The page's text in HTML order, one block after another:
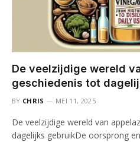
De veelzijdige wereld
geschiedenis tot
BY CHRIS MEI 11, 2025
De veelzijdige wereld van
dagelijks gebruikDe oorsprong